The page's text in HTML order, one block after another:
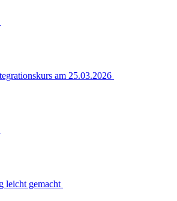
am 25.03.2026
leicht gemacht